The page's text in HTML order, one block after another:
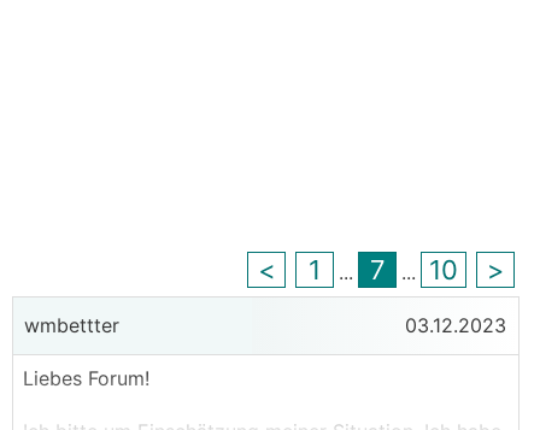
< 1 ... 7 ... 10 >
wmbettter 03.12.2023
Liebes Forum!